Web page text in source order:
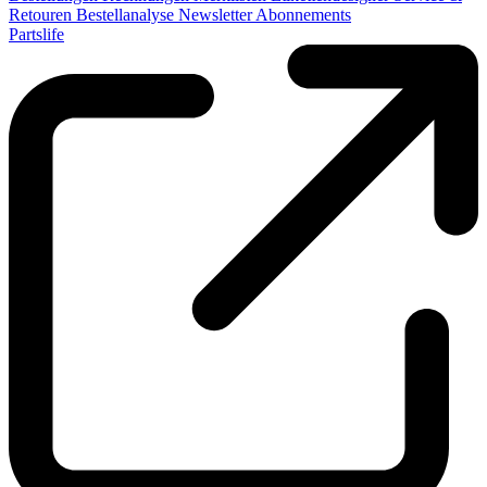
Retouren Bestellanalyse NewsletterAbonnements
Partslife